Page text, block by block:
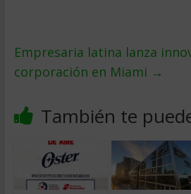
Empresaria latina lanza
corporación en Miami →
También te